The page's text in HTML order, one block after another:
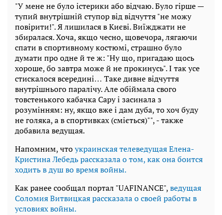
"У мене не було істерики або відчаю. Було гірше —
тупий внутрішній ступор від відчуття "не можу
повірити!". Я лишилася в Києві. Виїжджати не
збиралася. Хоча, якщо чесно, щовечора, лягаючи
спати в спортивному костюмі, страшно було
думати про одне й те ж: "Ну що, пригадаю щось
хороше, бо завтра може й не прокинусь". І так усе
стискалося всередині… Таке дивне відчуття
внутрішнього паралічу. Але обіймала свого
товстенького кабачка Сару і засинала з
розумінням: ну, якщо вже і дам дуба, то хоч буду
не голяка, а в спортивках (сміється)"", - также
добавила ведущая.
Напомним, чтоукраинская телеведущая Елена-
Кристина Лебедь рассказала о том, как она боится
ходить в душ во время войны.
Как ранее сообщал портал "UAFINANCE",ведущая
Соломия Витвицкая рассказала о своей работы в
условиях войны.